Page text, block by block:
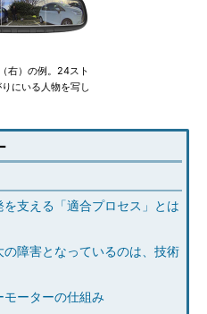
右）の例。24スト
にいる人物を写し
支える「適合プロセス」とは
障害となっているのは、技術
モーターの仕組み